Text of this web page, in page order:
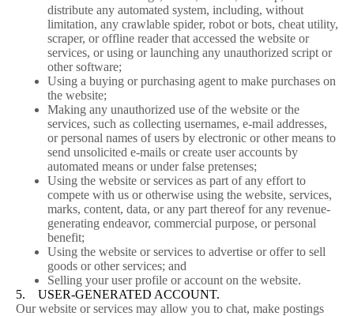
distribute any automated system, including, without
limitation, any crawlable spider, robot or bots, cheat utility,
scraper, or offline reader that accessed the website or
services, or using or launching any unauthorized script or
other software;
Using a buying or purchasing agent to make purchases on
the website;
Making any unauthorized use of the website or the
services, such as collecting usernames, e-mail addresses,
or personal names of users by electronic or other means to
send unsolicited e-mails or create user accounts by
automated means or under false pretenses;
Using the website or services as part of any effort to
compete with us or otherwise using the website, services,
marks, content, data, or any part thereof for any revenue-
generating endeavor, commercial purpose, or personal
benefit;
Using the website or services to advertise or offer to sell
goods or other services; and
Selling your user profile or account on the website.
5. USER-GENERATED ACCOUNT.
Our website or services may allow you to chat, make postings